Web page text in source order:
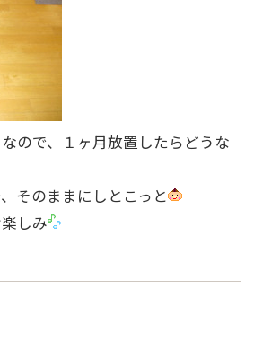
ので、１ヶ月放置したらどうな
そのままにしとこっと
しみ